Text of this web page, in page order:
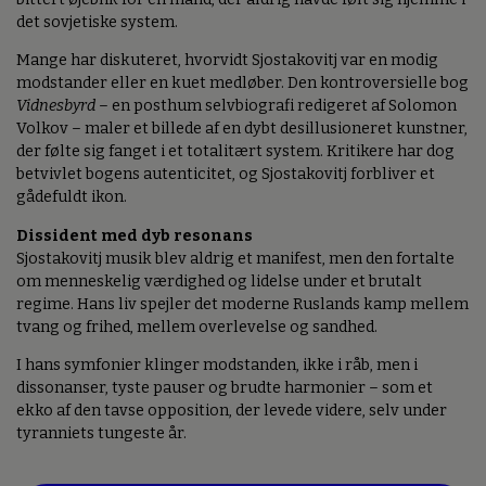
det sovjetiske system.
Mange har diskuteret, hvorvidt Sjostakovitj var en modig
modstander eller en kuet medløber. Den kontroversielle bog
Vidnesbyrd – en posthum selvbiografi redigeret af Solomon
Volkov – maler et billede af en dybt desillusioneret kunstner,
der følte sig fanget i et totalitært system. Kritikere har dog
betvivlet bogens autenticitet, og Sjostakovitj forbliver et
gådefuldt ikon.
Dissident med dyb resonans
Sjostakovitj musik blev aldrig et manifest, men den fortalte
om menneskelig værdighed og lidelse under et brutalt
regime. Hans liv spejler det moderne Ruslands kamp mellem
tvang og frihed, mellem overlevelse og sandhed.
I hans symfonier klinger modstanden, ikke i råb, men i
dissonanser, tyste pauser og brudte harmonier – som et
ekko af den tavse opposition, der levede videre, selv under
tyranniets tungeste år.